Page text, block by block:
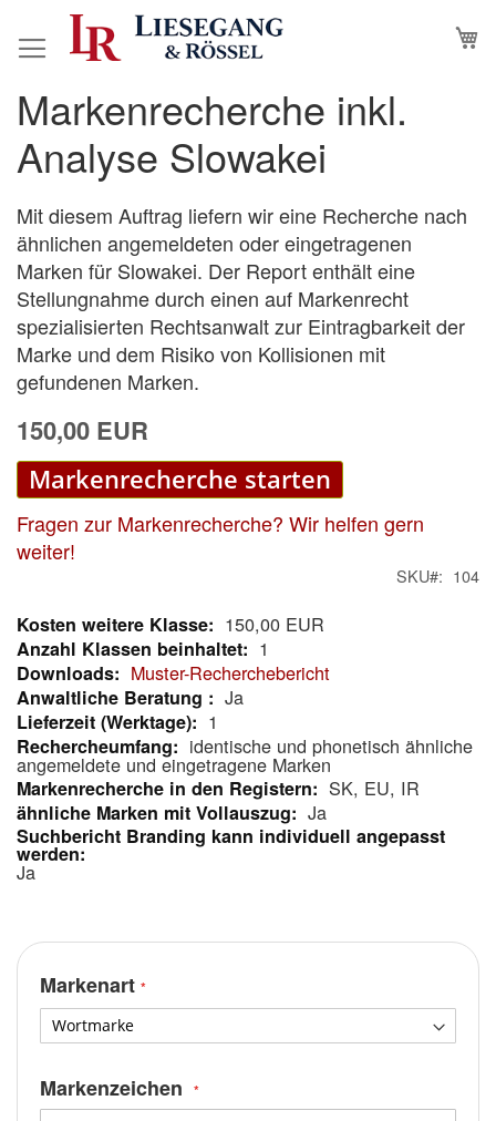
zum
Markenrecherche inkl.
Analyse Slowakei
Mit diesem Auftrag liefern wir eine Recherche nach
ähnlichen angemeldeten oder eingetragenen
Marken für Slowakei. Der Report enthält eine
Stellungnahme durch einen auf Markenrecht
spezialisierten Rechtsanwalt zur Eintragbarkeit der
Marke und dem Risiko von Kollisionen mit
gefundenen Marken.
150,00 EUR
Markenrecherche starten
Fragen zur Markenrecherche? Wir helfen gern
weiter!
SKU 104
Mehr
Informationen
150,00 EUR
1
Muster-Recherchebericht
Ja
1
identische und phonetisch ähnliche
angemeldete und eingetragene Marken
SK, EU, IR
Ja
Ja
Zum
Ende
der
Bildergalerie
springen
Zum
Anfang
der
Bildergalerie
springen
Markenart
Markenzeichen